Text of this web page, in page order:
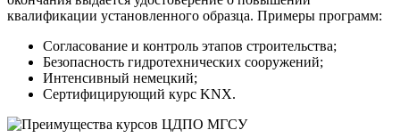
квалификации установленного образца. Примеры программ:
Согласование и контроль этапов строительства;
Безопасность гидротехнических сооружений;
Интенсивный немецкий;
Сертифицирующий курс KNX.